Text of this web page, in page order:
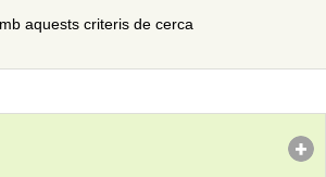
aquests criteris de cerca